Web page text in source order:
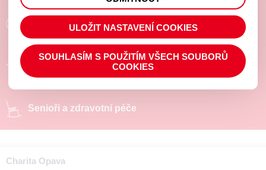
Poradíme a pomůžeme
Chráněné pracoviště
Senioři a zdravotní péče
Charita Opava
prohlížené zboží apod.
ULOŽIT NASTAVENÍ COOKIES
SOUHLASÍM S POUŽITÍM VŠECH SOUBORŮ
COOKIES